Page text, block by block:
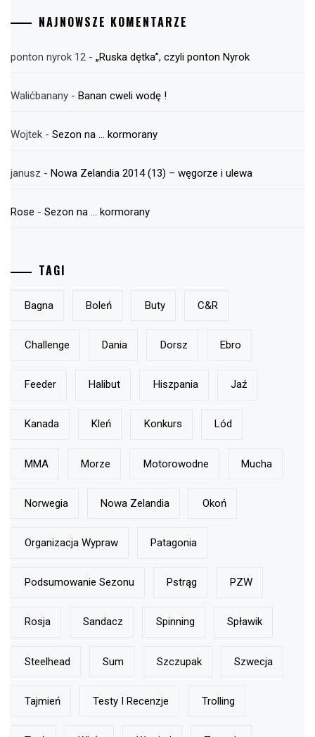
NAJNOWSZE KOMENTARZE
ponton nyrok 12 - „Ruska dętka”, czyli ponton Nyrok
Walićbanany - Banan cweli wodę !
Wojtek - Sezon na … kormorany
janusz - Nowa Zelandia 2014 (13) – węgorze i ulewa
Rose - Sezon na … kormorany
TAGI
Bagna Boleń Buty C&r
Challenge Dania Dorsz Ebro
Feeder Halibut Hiszpania Jaź
Kanada Kleń Konkurs Lód
MMA Morze Motorowodne Mucha
Norwegia Nowa Zelandia Okoń
Organizacja Wypraw Patagonia
Podsumowanie Sezonu Pstrąg PZW
Rosja Sandacz Spinning Spławik
Steelhead Sum Szczupak Szwecja
Tajmień Testy I Recenzje Trolling